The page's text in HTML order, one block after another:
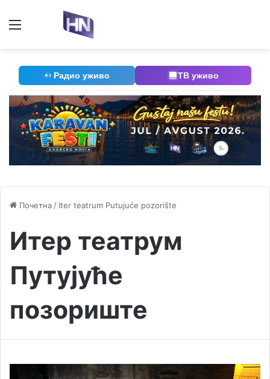
Радио уживо ТВ уживо
Почетна / Iter teatrum Putujuće pozorište
Итер театрум
Путујуће
позориште